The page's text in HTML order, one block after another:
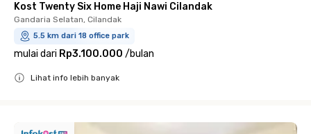
Kost Twenty Six Home Haji Nawi Cilandak
Gandaria Selatan, Cilandak
5.5 km dari 18 office park
mulai dari Rp3.100.000 /bulan
Lihat info lebih banyak